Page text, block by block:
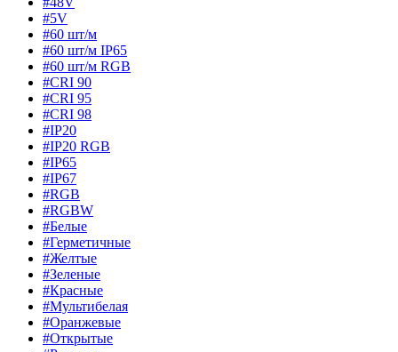
#5V
#60 шт/м
#60 шт/м IP65
#60 шт/м RGB
#CRI 90
#CRI 95
#CRI 98
#IP20
#IP20 RGB
#IP65
#IP67
#RGB
#RGBW
#Белые
#Герметичные
#Желтые
#Зеленые
#Красные
#Мультибелая
#Оранжевые
#Открытые